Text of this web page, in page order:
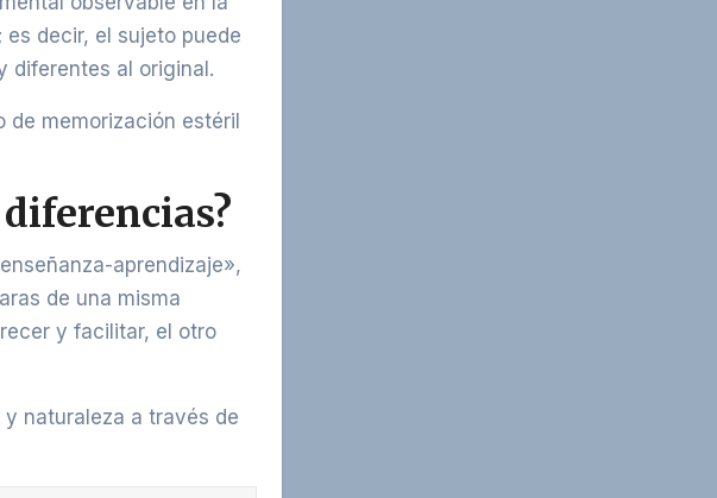
decir, el sujeto puede
diferentes al original.
de memorización estéril
aprendizaje»,
de una misma
y facilitar, el otro
naturaleza a través de